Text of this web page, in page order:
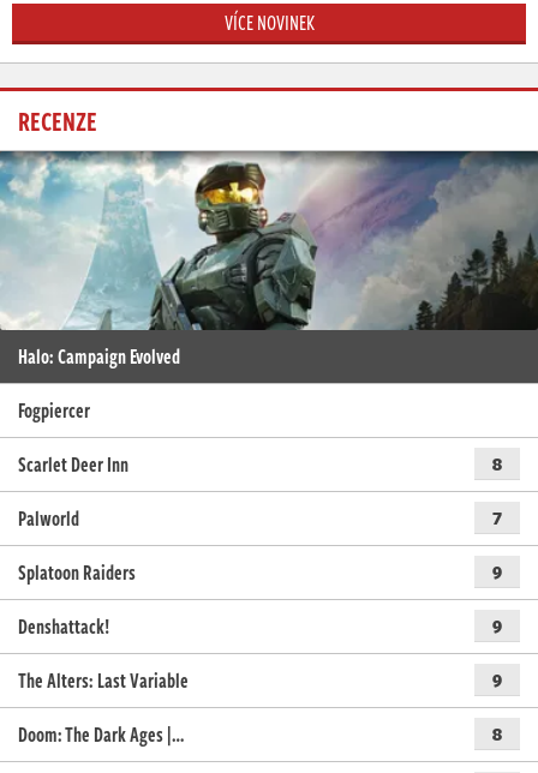
VÍCE NOVINEK
RECENZE
Halo: Campaign Evolved
Fogpiercer
Scarlet Deer Inn
8
Palworld 7
Splatoon Raiders 9
Denshattack! 9
The Alters: Last Variable 9
Doom: The Dark Ages |… 8